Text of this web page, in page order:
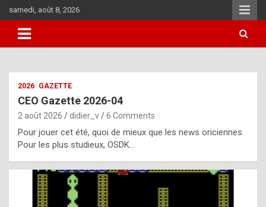
to
content
samedi, août 8, 2026
i
u
l
2026 GAZETTE
CEO Gazette 2026-04
2 août 2026 didier_v 6 Comments
Pour jouer cet été, quoi de mieux que les news oriciennes.
Pour les plus studieux, OSDK…